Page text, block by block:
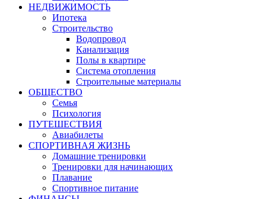
НЕДВИЖИМОСТЬ
Ипотека
Строительство
Водопровод
Канализация
Полы в квартире
Система отопления
Строительные материалы
ОБЩЕСТВО
Семья
Психология
ПУТЕШЕСТВИЯ
Авиабилеты
СПОРТИВНАЯ ЖИЗНЬ
Домашние тренировки
Тренировки для начинающих
Плавание
Спортивное питание